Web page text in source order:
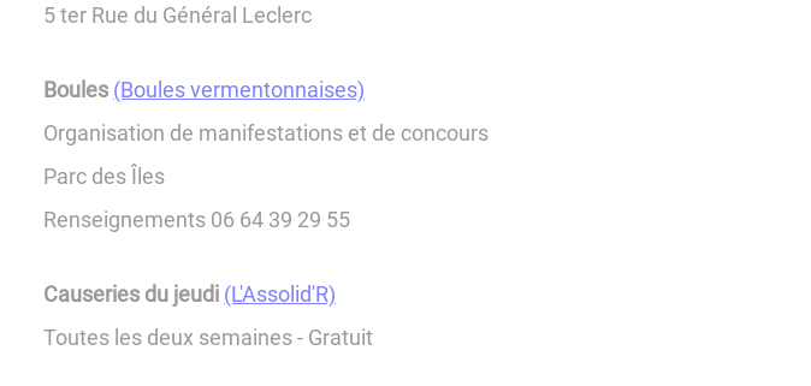
5 ter Rue du Général Leclerc
Boules (Boules vermentonnaises)
Organisation de manifestations et de concours
Parc des Îles
Renseignements 06 64 39 29 55
Causeries du jeudi (L'Assolid'R)
Toutes les deux semaines - Gratuit